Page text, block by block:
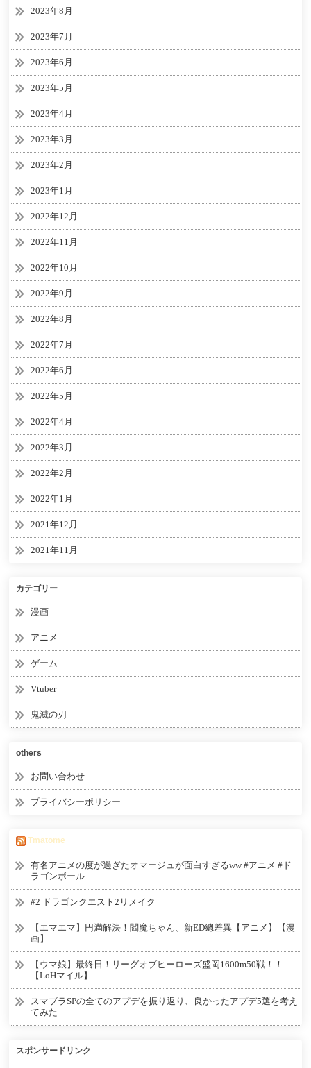
2023年8月
2023年7月
2023年6月
2023年5月
2023年4月
2023年3月
2023年2月
2023年1月
2022年12月
2022年11月
2022年10月
2022年9月
2022年8月
2022年7月
2022年6月
2022年5月
2022年4月
2022年3月
2022年2月
2022年1月
2021年12月
2021年11月
カテゴリー
漫画
アニメ
ゲーム
Vtuber
鬼滅の刃
others
お問い合わせ
プライバシーポリシー
Tmatome
有名アニメの度が過ぎたオマージュが面白すぎるww #アニメ #ド
ラゴンボール
#2 ドラゴンクエスト2リメイク
【エマエマ】円満解決！閻魔ちゃん、新ED總差異【アニメ】【漫
画】
【ウマ娘】最終日！リーグオブヒーローズ盛岡1600m50戦！！
【LoHマイル】
スマブラSPの全てのアプデを振り返り、良かったアプデ5選を考え
てみた
スポンサードリンク